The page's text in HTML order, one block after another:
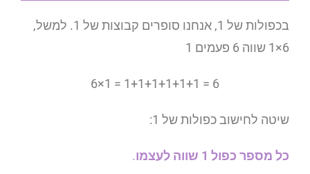
בכפולות של 1, אנחנו סופרים קבוצות של 1. למשל,
6×1 שווה 6 פעמים 1
6×1 = 1+1+1+1+1+1 = 6
שיטה לחישוב כפולות של 1:
כל מספר כפול 1 שווה לעצמו .